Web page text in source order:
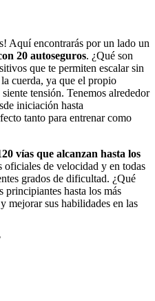
Aquí encontrarás por un lado un
20 autoseguros. ¿Qué son
que te permiten escalar sin
cuerda, ya que el propio
tensión. Tenemos alrededor
iniciación hasta
tanto para entrenar como
vías que alcanzan hasta los
oficiales de velocidad y en todas
grados de dificultad. ¿Qué
principiantes hasta los más
mejorar sus habilidades en las